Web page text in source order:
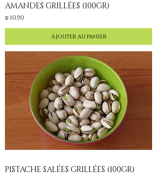
AMANDES GRILLÉES (100GR)
Prix
10,90 ₪
Ajouter au panier
PISTACHE SALÉES GRILLÉES (100GR)